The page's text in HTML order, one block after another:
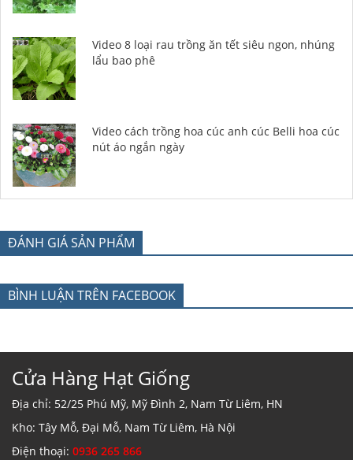
Video 8 loại rau trồng ăn tết siêu ngon, nhúng
lẩu bao phê
Video cách trồng hoa cúc anh cúc Belli hoa cúc
nút áo ngắn ngày
ĐÁNH GIÁ SẢN PHẨM
BÌNH LUẬN TRÊN FACEBOOK
Cửa Hàng Hạt Giống
Địa chỉ: 52/25 Phú Mỹ, Mỹ Đình 2, Nam Từ Liêm, HN
Kho: Tây Mỗ, Đại Mỗ, Nam Từ Liêm, Hà Nội
Điện thoại: 0936 265 866